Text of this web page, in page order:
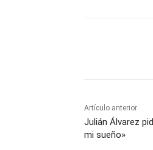
Artículo anterior
Julián Álvarez
mi sueño»